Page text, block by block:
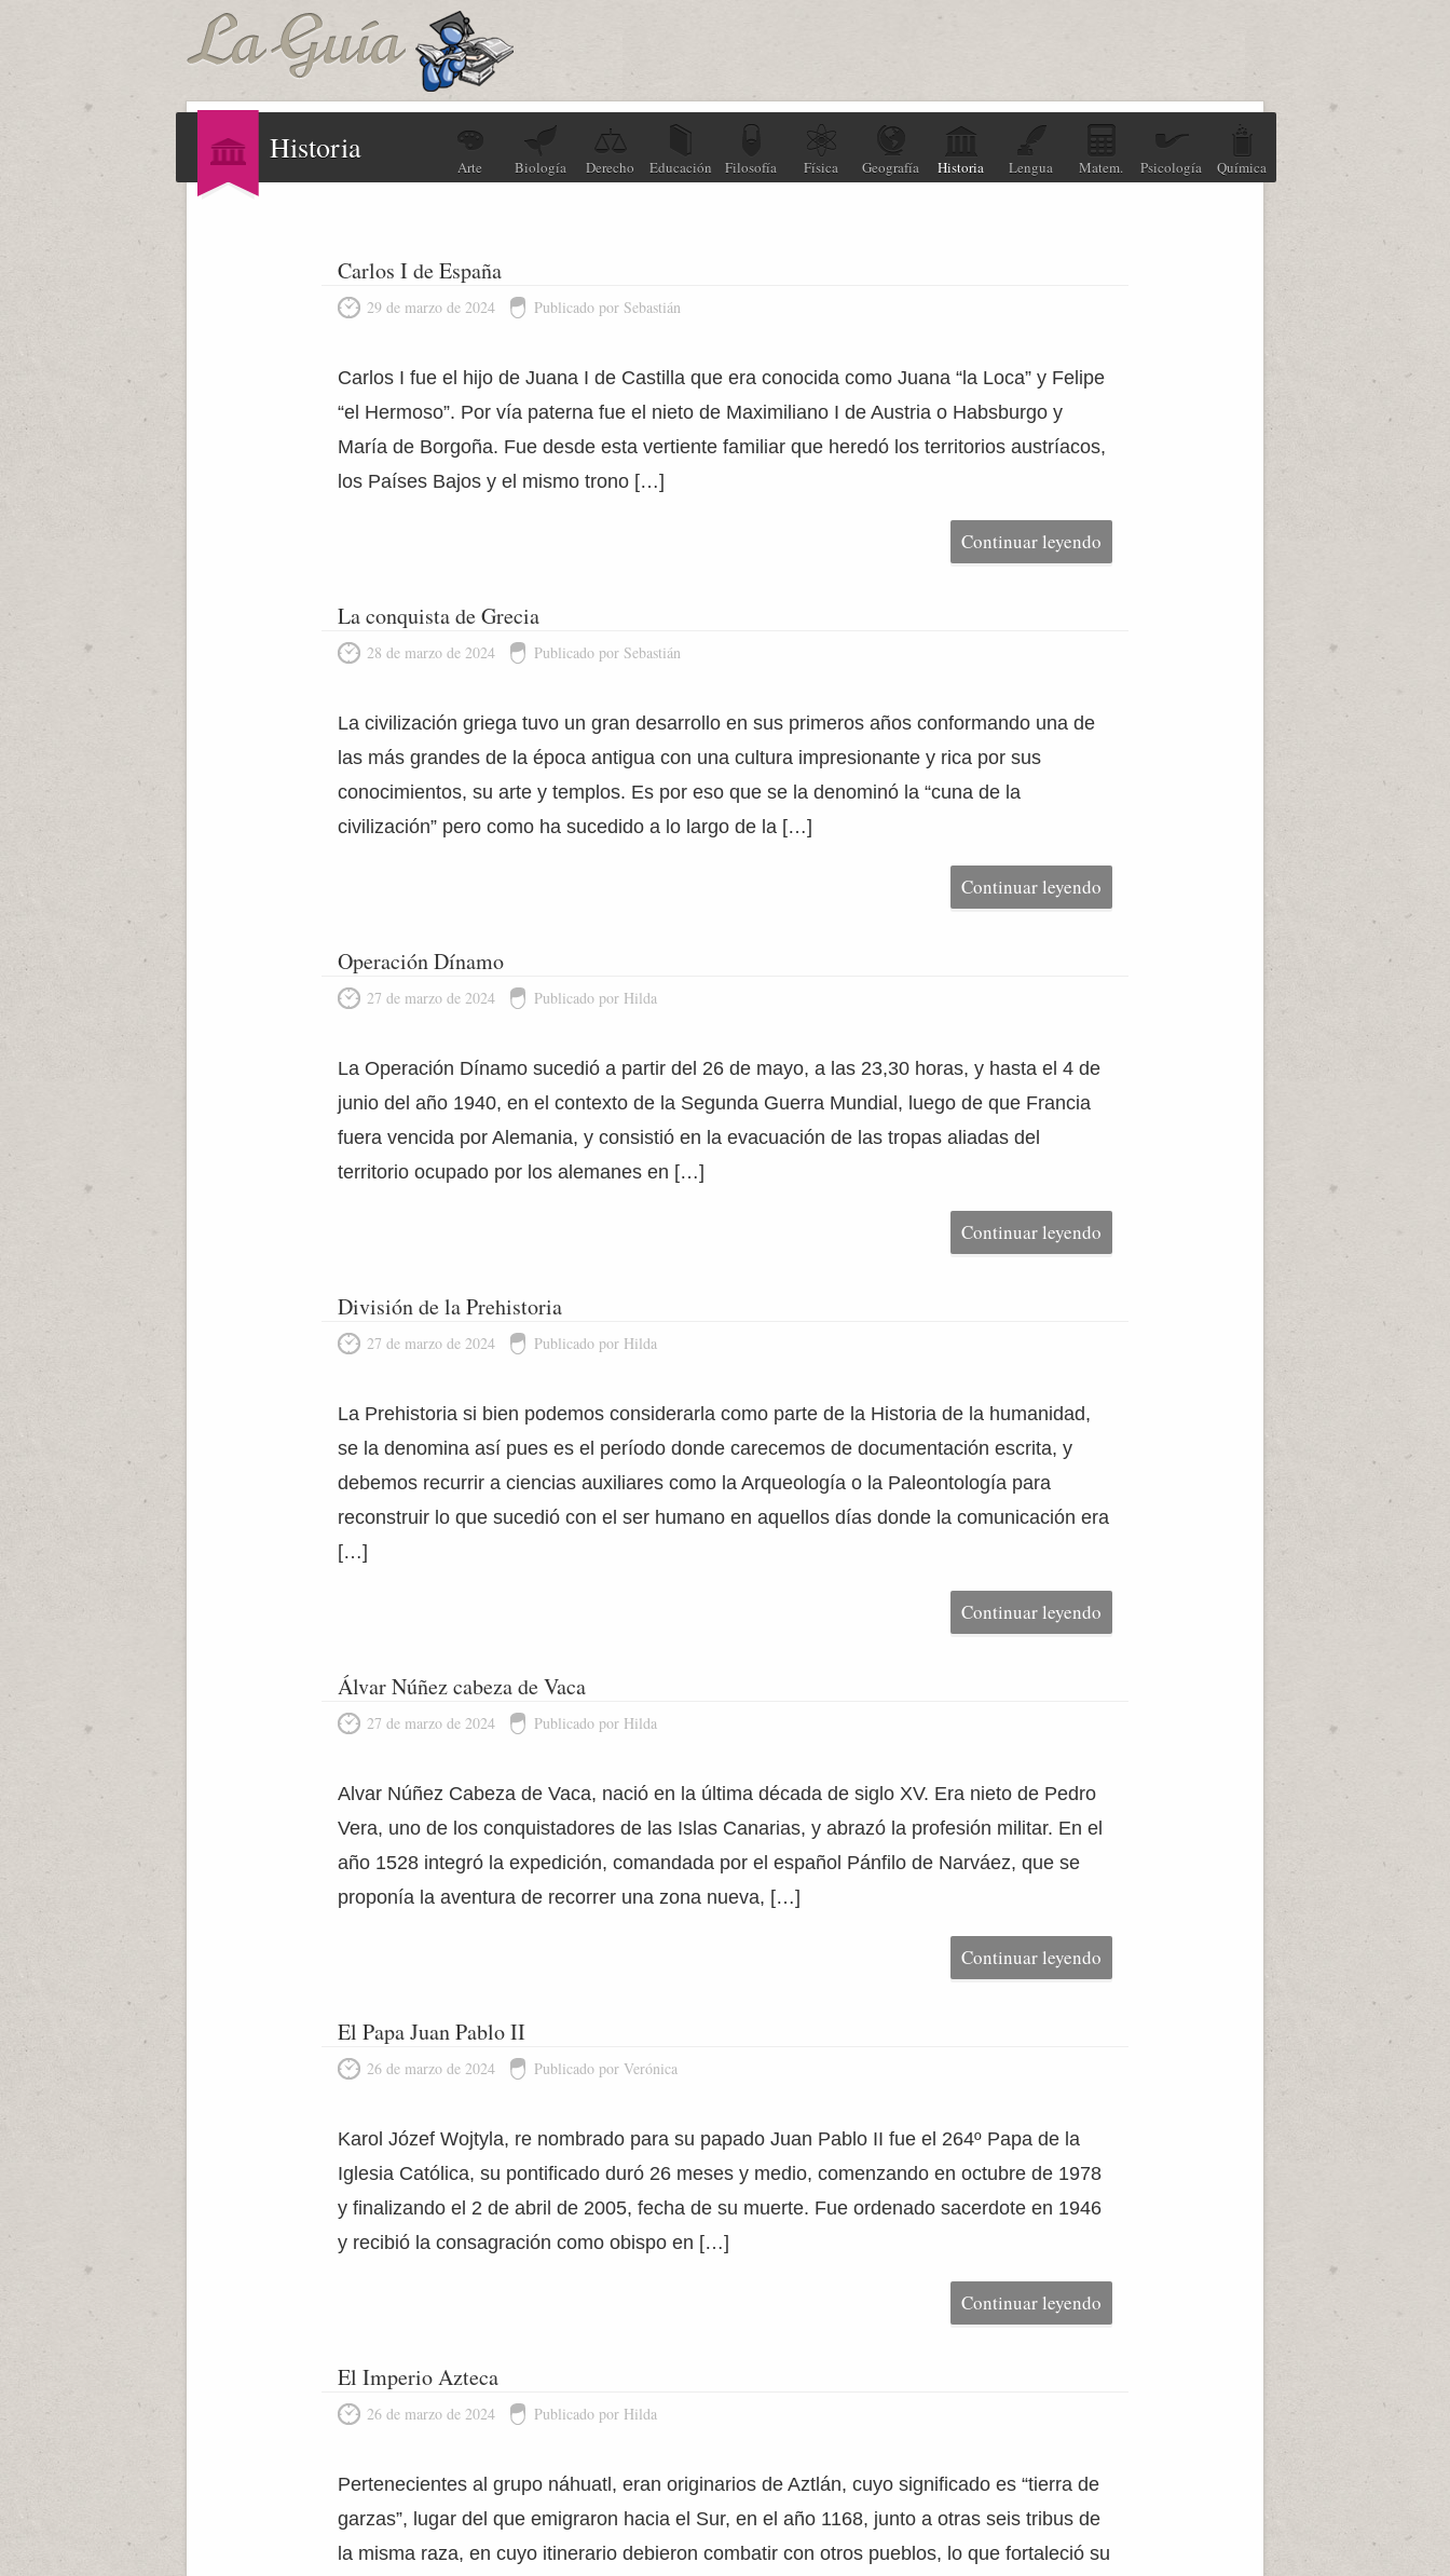
Historia
Arte Biología Derecho Educación Filosofía Física Geografía Historia Lengua Matem. Psicología Química
Carlos I de España
29 de marzo de 2024 Publicado por Sebastián
Carlos I fue el hijo de Juana I de Castilla que era conocida como Juana “la Loca” y Felipe
“el Hermoso”. Por vía paterna fue el nieto de Maximiliano I de Austria o Habsburgo y
María de Borgoña. Fue desde esta vertiente familiar que heredó los territorios austríacos,
los Países Bajos y el mismo trono […]
Continuar leyendo
La conquista de Grecia
28 de marzo de 2024 Publicado por Sebastián
La civilización griega tuvo un gran desarrollo en sus primeros años conformando una de
las más grandes de la época antigua con una cultura impresionante y rica por sus
conocimientos, su arte y templos. Es por eso que se la denominó la “cuna de la
civilización” pero como ha sucedido a lo largo de la […]
Continuar leyendo
Operación Dínamo
27 de marzo de 2024 Publicado por Hilda
La Operación Dínamo sucedió a partir del 26 de mayo, a las 23,30 horas, y hasta el 4 de
junio del año 1940, en el contexto de la Segunda Guerra Mundial, luego de que Francia
fuera vencida por Alemania, y consistió en la evacuación de las tropas aliadas del
territorio ocupado por los alemanes en […]
Continuar leyendo
División de la Prehistoria
27 de marzo de 2024 Publicado por Hilda
La Prehistoria si bien podemos considerarla como parte de la Historia de la humanidad,
se la denomina así pues es el período donde carecemos de documentación escrita, y
debemos recurrir a ciencias auxiliares como la Arqueología o la Paleontología para
reconstruir lo que sucedió con el ser humano en aquellos días donde la comunicación era
[…]
Continuar leyendo
Álvar Núñez cabeza de Vaca
27 de marzo de 2024 Publicado por Hilda
Alvar Núñez Cabeza de Vaca, nació en la última década de siglo XV. Era nieto de Pedro
Vera, uno de los conquistadores de las Islas Canarias, y abrazó la profesión militar. En el
año 1528 integró la expedición, comandada por el español Pánfilo de Narváez, que se
proponía la aventura de recorrer una zona nueva, […]
Continuar leyendo
El Papa Juan Pablo II
26 de marzo de 2024 Publicado por Verónica
Karol Józef Wojtyla, re nombrado para su papado Juan Pablo II fue el 264º Papa de la
Iglesia Católica, su pontificado duró 26 meses y medio, comenzando en octubre de 1978
y finalizando el 2 de abril de 2005, fecha de su muerte. Fue ordenado sacerdote en 1946
y recibió la consagración como obispo en […]
Continuar leyendo
El Imperio Azteca
26 de marzo de 2024 Publicado por Hilda
Pertenecientes al grupo náhuatl, eran originarios de Aztlán, cuyo significado es “tierra de
garzas”, lugar del que emigraron hacia el Sur, en el año 1168, junto a otras seis tribus de
la misma raza, en cuyo itinerario debieron combatir con otros pueblos, lo que fortaleció su